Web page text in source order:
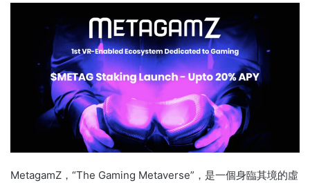
MetagamZ，“The Gaming Metaverse”，是一個身臨其境的虛